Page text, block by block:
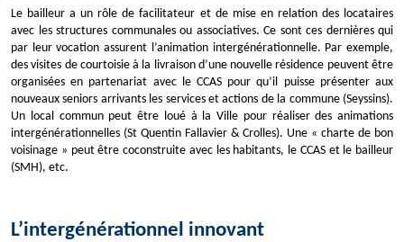
Le bailleur a un rôle de facilitateur et de mise en relation des locataires
avec les structures communales ou associatives. Ce sont ces dernières qui
par leur vocation assurent l’animation intergénérationnelle. Par exemple,
des visites de courtoisie à la livraison d’une nouvelle résidence peuvent être
organisées en partenariat avec le CCAS pour qu’il puisse présenter aux
nouveaux seniors arrivants les services et actions de la commune (Seyssins).
Un local commun peut être loué à la Ville pour réaliser des animations
intergénérationnelles (St Quentin Fallavier & Crolles). Une « charte de bon
voisinage » peut être coconstruite avec les habitants, le CCAS et le bailleur
(SMH), etc.
L’intergénérationnel innovant